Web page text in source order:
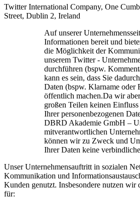
Twitter International Company, One
Street, Dublin 2, Ireland
Auf unserer
Informationen bereit und
die Möglichkeit der
unserem Twitter -
durchführen (bspw.
kann es sein, dass Sie
Daten (bspw. Klarname oder
öffentlich machen.Da wir
großen Teilen keinen
Ihrer personenbezogenen
DBRD Akademie GmbH –
mitverantwortlichen
können wir zu Zweck und
Ihrer Daten keine
Unser Unternehmensauftritt in sozialen
Kommunikation und
Kunden genutzt. Insbesondere nutzen wir
für: